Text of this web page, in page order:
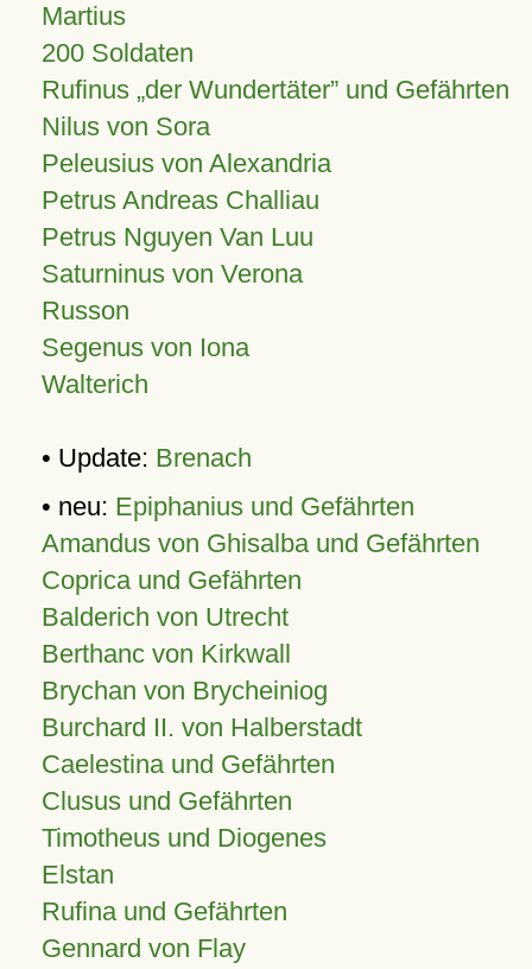
Martius
200 Soldaten
Rufinus „der Wundertäter” und Gefährten
Nilus von Sora
Peleusius von Alexandria
Petrus Andreas Challiau
Petrus Nguyen Van Luu
Saturninus von Verona
Russon
Segenus von Iona
Walterich
• Update: Brenach
• neu: Epiphanius und Gefährten
Amandus von Ghisalba und Gefährten
Coprica und Gefährten
Balderich von Utrecht
Berthanc von Kirkwall
Brychan von Brycheiniog
Burchard II. von Halberstadt
Caelestina und Gefährten
Clusus und Gefährten
Timotheus und Diogenes
Elstan
Rufina und Gefährten
Gennard von Flay